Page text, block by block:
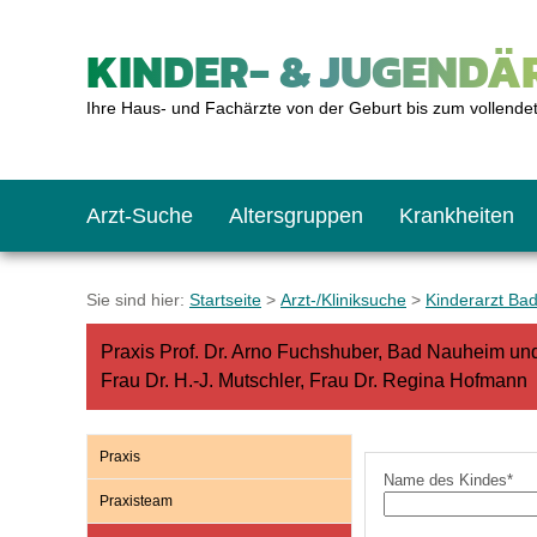
KINDER- &
Ihre Haus- und Fachärzte von der Geburt bis zum
Arzt-Suche Altersgruppen
Das erste Jahr
Kleinkinder
Schulkinder
Krankheiten
Baby: U1 bis U6
Kleinkind: U7 bis
Schulkind: U10
Impfkalender
Impfen: Wann und
Was muss man
Notrufnummern
Giftnotruf
Hausapotheke
Notdienste
Sozialpädiatrie
Gesundheitsämter
BMI-Rechner
Körpergrößen-
Blutdruckrechner
Sie sind hier: Startseite > Arzt-/Kliniksuche > Kinderarzt
Praxis Prof. Dr. Arno Fuchshuber, Bad Nauheim
Frau Dr. H.-J. Mutschler, Frau Dr. Regina Hofmann
Praxis
Praxisteam
Name des Kindes*